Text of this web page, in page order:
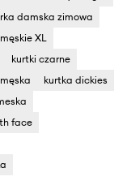
damska zimowa
XL
kurtki czarne
kurtka dickies
face